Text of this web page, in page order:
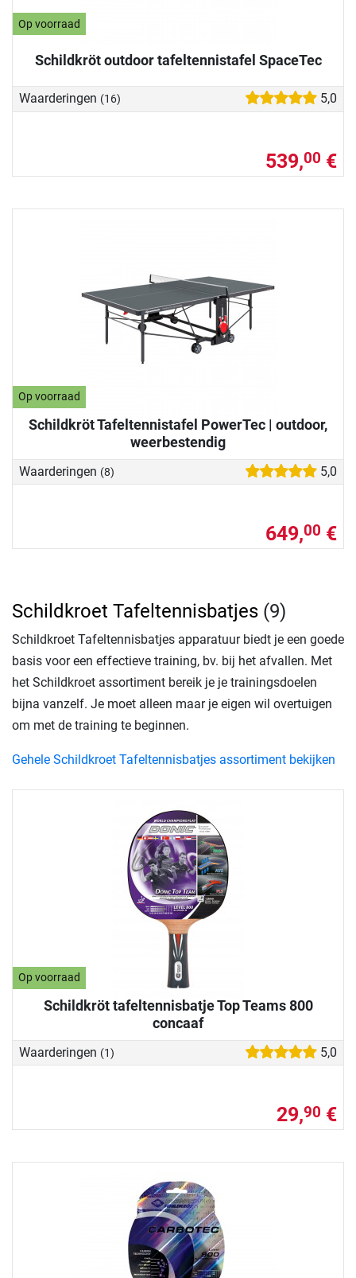
Op voorraad
Schildkröt outdoor tafeltennistafel SpaceTec
Waarderingen (16) 5,0
539,00 €
Op voorraad
Schildkröt Tafeltennistafel PowerTec | outdoor,
weerbestendig
Waarderingen (8) 5,0
649,00 €
Op voorraad
Schildkröt tafeltennisbatje Top Teams 800
concaaf
Waarderingen (1) 5,0
29,90 €
Schildkroet Tafeltennisbatjes (9)
Schildkroet Tafeltennisbatjes apparatuur biedt je een goede
basis voor een effectieve training, bv. bij het afvallen. Met
het Schildkroet assortiment bereik je je trainingsdoelen
bijna vanzelf. Je moet alleen maar je eigen wil overtuigen
om met de training te beginnen.
Gehele Schildkroet Tafeltennisbatjes assortiment bekijken